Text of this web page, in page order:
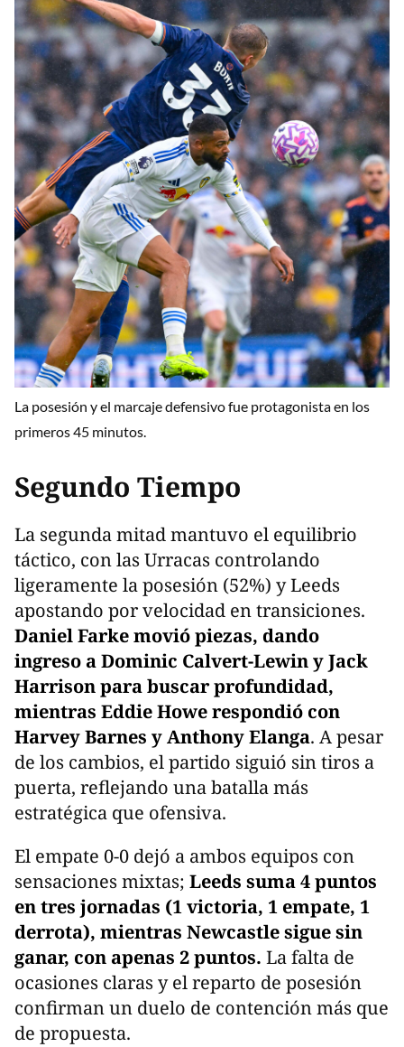
La posesión y el marcaje defensivo fue protagonista en los
primeros 45 minutos.
Segundo Tiempo
La segunda mitad mantuvo el equilibrio
táctico, con las Urracas controlando
ligeramente la posesión (52%) y Leeds
apostando por velocidad en transiciones.
Daniel Farke movió piezas, dando
ingreso a Dominic Calvert-Lewin y Jack
Harrison para buscar profundidad,
mientras Eddie Howe respondió con
Harvey Barnes y Anthony Elanga. A pesar
de los cambios, el partido siguió sin tiros a
puerta, reflejando una batalla más
estratégica que ofensiva.
El empate 0-0 dejó a ambos equipos con
sensaciones mixtas; Leeds suma 4 puntos
en tres jornadas (1 victoria, 1 empate, 1
derrota), mientras Newcastle sigue sin
ganar, con apenas 2 puntos. La falta de
ocasiones claras y el reparto de posesión
confirman un duelo de contención más que
de propuesta.